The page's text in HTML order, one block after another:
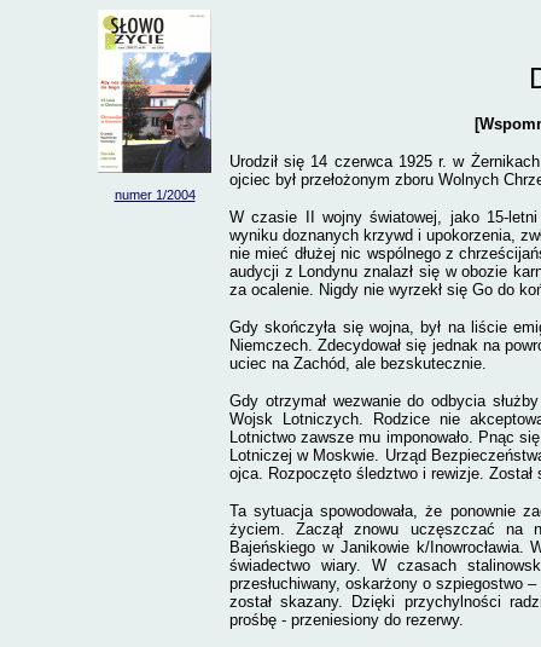
numer 1/2004
Urodził się 14 czerwca 1925 r. w
ojciec był przełożonym zboru Wolnych
W czasie II wojny światowej, jako 15-
wyniku doznanych krzywd i upokorzenia,
nie mieć dłużej nic wspólnego z
audycji z Londynu znalazł się w obozie
za ocalenie. Nigdy nie wyrzekł się Go do
Gdy skończyła się wojna, był na liście
Niemczech. Zdecydował się jednak na
uciec na Zachód, ale bezskutecznie.
Gdy otrzymał wezwanie do odbycia
Wojsk Lotniczych. Rodzice nie
Lotnictwo zawsze mu imponowało. Pnąc
Lotniczej w Moskwie. Urząd
ojca. Rozpoczęto śledztwo i rewizje.
Ta sytuacja spowodowała, że ponownie
życiem. Zaczął znowu uczęszczać na
Bajeńskiego w Janikowie k/Inowrocławia.
świadectwo wiary. W czasach
przesłuchiwany, oskarżony o szpiegostwo
został skazany. Dzięki przychylności
prośbę - przeniesiony do rezerwy.